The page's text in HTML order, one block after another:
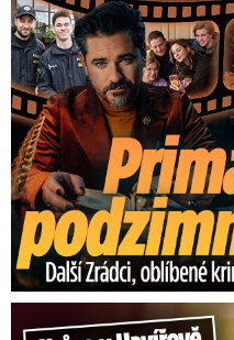
Hrůza v Havířově: Pes